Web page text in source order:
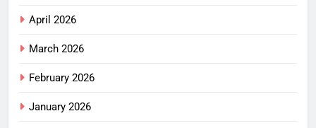
April 2026
March 2026
February 2026
January 2026